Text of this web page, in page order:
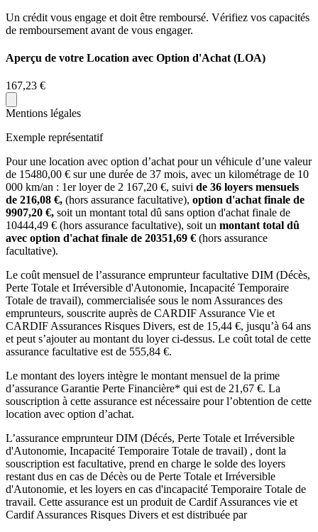
Un crédit vous engage et doit être remboursé. Vérifiez vos capacités
de remboursement avant de vous engager.
Aperçu de votre Location avec Option d'Achat (LOA)
167,23 €
Mentions légales
Exemple représentatif
Pour une location avec option d’achat pour un véhicule d’une valeur
de 15480,00 € sur une durée de 37 mois, avec un kilométrage de 10
000 km/an : 1er loyer de 2 167,20 €, suivi de 36 loyers mensuels
de 216,08 €, (hors assurance facultative), option d'achat finale de
9907,20 €, soit un montant total dû sans option d'achat finale de
10444,49 € (hors assurance facultative), soit un montant total dû
avec option d'achat finale de 20351,69 € (hors assurance
facultative).
Le coût mensuel de l’assurance emprunteur facultative DIM (Décès,
Perte Totale et Irréversible d'Autonomie, Incapacité Temporaire
Totale de travail), commercialisée sous le nom Assurances des
emprunteurs, souscrite auprès de CARDIF Assurance Vie et
CARDIF Assurances Risques Divers, est de 15,44 €, jusqu’à 64 ans
et peut s’ajouter au montant du loyer ci-dessus. Le coût total de cette
assurance facultative est de 555,84 €.
Le montant des loyers intègre le montant mensuel de la prime
d’assurance Garantie Perte Financière* qui est de 21,67 €. La
souscription à cette assurance est nécessaire pour l’obtention de cette
location avec option d’achat.
L’assurance emprunteurDIM (Décés, Perte Totale et Irréversible
d'Autonomie, Incapacité Temporaire Totale de travail) , dont la
souscription est facultative, prend en charge le solde des loyers
restant dus en cas de Décès ou de Perte Totale et Irréversible
d'Autonomie, et les loyers en cas d'incapacité Temporaire Totale de
travail. Cette assurance est un produit de Cardif Assurances vie et
Cardif Assurances Risques Divers et est distribuée par